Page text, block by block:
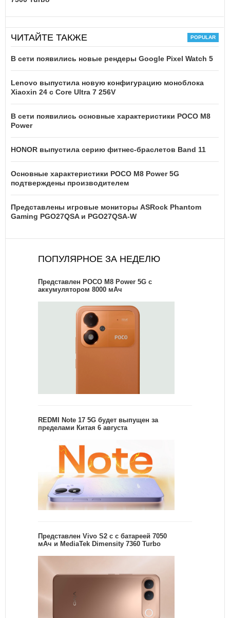
ЧИТАЙТЕ ТАКЖЕ
В сети появились новые рендеры Google Pixel Watch 5
Lenovo выпустила новую конфигурацию моноблока
Xiaoxin 24 с Core Ultra 7 256V
В сети появились основные характеристики POCO M8
Power
HONOR выпустила серию фитнес-браслетов Band 11
Основные характеристики POCO M8 Power 5G
подтверждены производителем
Представлены игровые мониторы ASRock Phantom
Gaming PGO27QSA и PGO27QSA-W
ПОПУЛЯРНОЕ ЗА НЕДЕЛЮ
Представлен POCO M8 Power 5G с
аккумулятором 8000 мАч
REDMI Note 17 5G будет выпущен за
пределами Китая 6 августа
Представлен Vivo S2 с с батареей 7050
мАч и MediaTek Dimensity 7360 Turbo